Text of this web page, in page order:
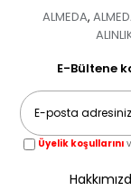
ALMEDA,
E-Bültene
Üyelik koşullarını